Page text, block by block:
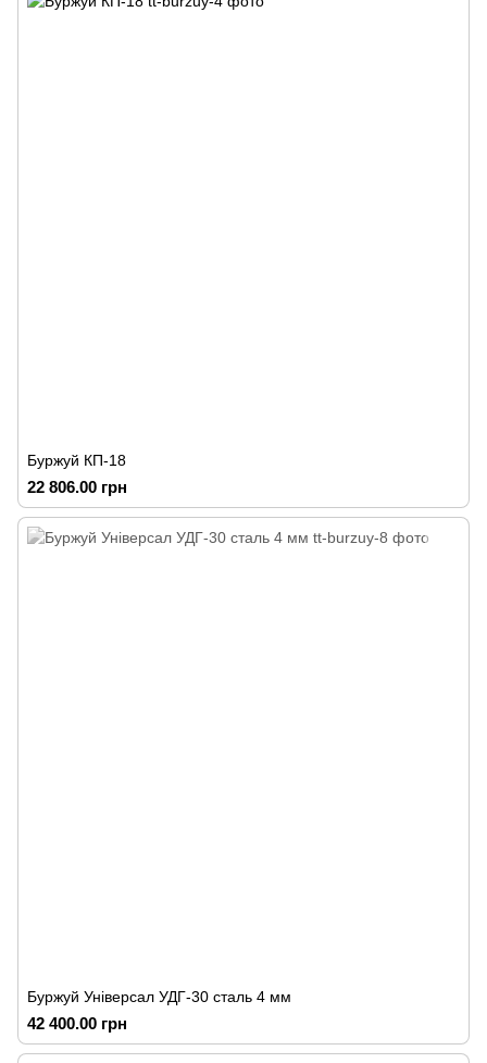
Буржуй КП-18
22 806.00 грн
Буржуй Універсал УДГ-30 сталь 4 мм
42 400.00 грн